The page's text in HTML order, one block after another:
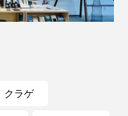
クラゲ